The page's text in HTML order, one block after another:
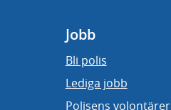
Jobb
Bli polis
Lediga jobb
Polisens volontärer